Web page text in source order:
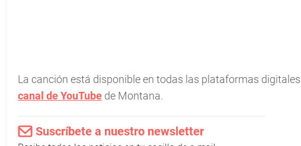
La canción está disponible en todas las plataformas
canal de YouTube de Montana.
Suscríbete a nuestro newsletter